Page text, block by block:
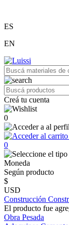
ES
EN
Creá tu cuenta
0
0
Moneda
Según producto
$
USD
Construcción
El producto fue
Obra Pesada